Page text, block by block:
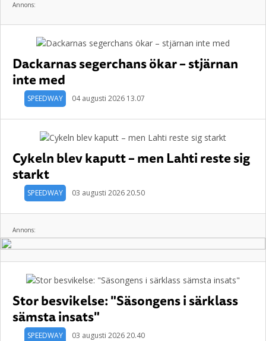
Annons:
Dackarnas segerchans ökar – stjärnan
inte med
SPEEDWAY 04 augusti 2026 13.07
Cykeln blev kaputt – men Lahti reste sig
starkt
SPEEDWAY 03 augusti 2026 20.50
Annons:
Stor besvikelse: "Säsongens i särklass
sämsta insats"
SPEEDWAY 03 augusti 2026 20.40